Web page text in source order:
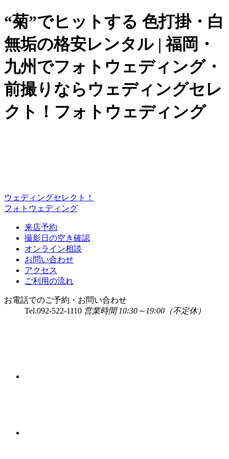
“菊”でヒットする 色打掛・白
無垢の格安レンタル | 福岡・
九州でフォトウェディング・
前撮りならウェディングセレ
クト！フォトウェディング
ウェディングセレクト！
フォトウェディング
来店予約
撮影日の空き確認
オンライン相談
お問い合わせ
アクセス
ご利用の流れ
お電話でのご予約・お問い合わせ
Tel.092-522-1110 営業時間 10:30～19:00（不定休）